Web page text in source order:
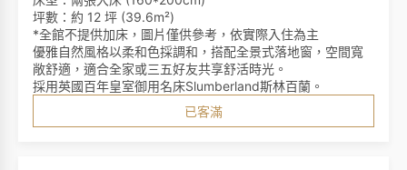
坪數：約 12 坪 (39.6m²)
*全館不提供加床，圖片僅供參考，依實際入住為主
優雅自然風格以柔和色採調和，搭配全景式落地窗，空間寬
敞舒適，適合全家或三五好友共享舒活時光。
採用英國百年皇室御用名床Slumberland斯林百蘭。
已客滿